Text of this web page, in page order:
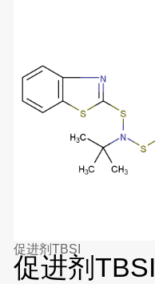
促进剂TBSI
促进剂TBSI